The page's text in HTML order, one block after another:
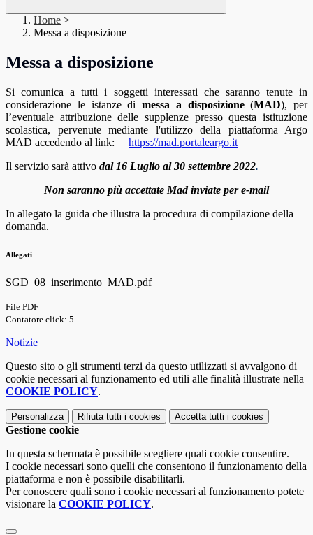
Home >
Messa a disposizione
Messa a disposizione
Si comunica a tutti i soggetti interessati che saranno tenute in
considerazione le istanze di messa a disposizione(MAD), per
l’eventuale attribuzione delle supplenze presso questa istituzione
scolastica, pervenute mediante l'utilizzo della piattaforma Argo
MAD accedendo al link:
https://mad.portaleargo.it
Il servizio sarà attivo dal 16 Luglio al 30 settembre 2022.
Non saranno più accettate Mad inviate per e-mail
In allegato la guida che illustra la procedura di compilazione della
domanda.
Allegati
SGD_08_inserimento_MAD.pdf
File PDF
Contatore click: 5
Notizie
Questo sito o gli strumenti terzi da questo utilizzati si avvalgono di
cookie necessari al funzionamento ed utili alle finalità illustrate nella
COOKIE POLICY.
Personalizza Rifiuta tutti i cookies Accetta tutti i cookies
Gestione cookie
In questa schermata è possibile scegliere quali cookie consentire.
I cookie necessari sono quelli che consentono il funzionamento della
piattaforma e non è possibile disabilitarli.
Per conoscere quali sono i cookie necessari al funzionamento potete
visionare la COOKIE POLICY.